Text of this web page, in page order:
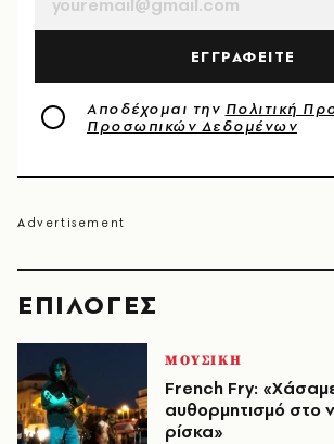
EΠΙΛΟΓΈΣ
ΜΟΥΣΙΚΗ
French Fry:
αυθορμητισμό στο
ρίσκα»
ΕΓΓΡΑΦΕΙΤΕ
Αποδέχομαι την Πολιτική
Προσωπικών Δεδομένων